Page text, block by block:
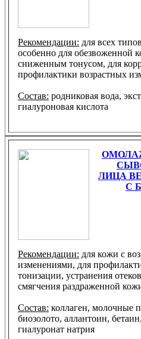
Рекомендации: для всех
особенно для обезвоженной
сниженным тонусом, для
профилактики возрастных
Состав: родниковая вода,
гиалуроновая кислота
ЛИЦА
С
Рекомендации: для кожи с
изменениями, для
тонизации, устранения
смягчения раздраженной
Состав: коллаген, молочные
биозолото, аллантоин,
гиалуронат натрия